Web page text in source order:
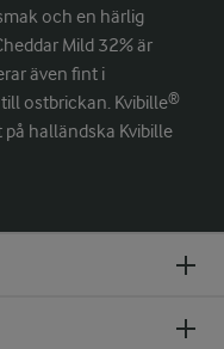
och en härlig
Mild 32% är
även fint i
ostbrickan. Kvibille®
halländska Kvibille